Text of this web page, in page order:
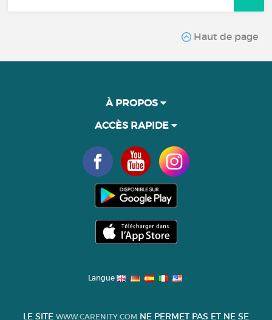
Haut de page
À PROPOS
ACCÈS RAPIDE
Langue
LE SITE WWW.CARENITY.COM NE PERMET PAS ET NE SE